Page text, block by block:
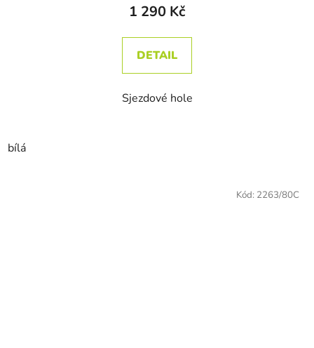
1 290 Kč
DETAIL
Sjezdové hole
bílá
Kód: 2263/80C